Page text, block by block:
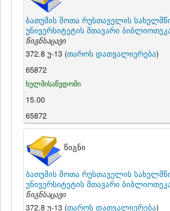
ბათუმის შოთა რუსთაველის
უნივერსიტეტის მთავარი
წიგნსაცავი
372.8 უ-13 (თაროს დათვალიერება)
65872
ხელმისაწვდომი
15.00
65872
წიგნი
ბათუმის შოთა რუსთაველის
უნივერსიტეტის მთავარი
წიგნსაცავი
372.8 უ-13 (თაროს დათვალიერება)